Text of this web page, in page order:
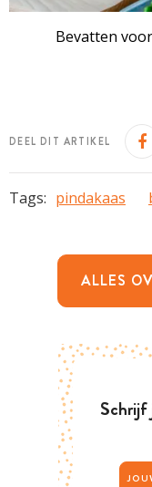
Bevatten
DEEL DIT ARTIKEL
Tags: pindakaas
ALLES
Schrijf